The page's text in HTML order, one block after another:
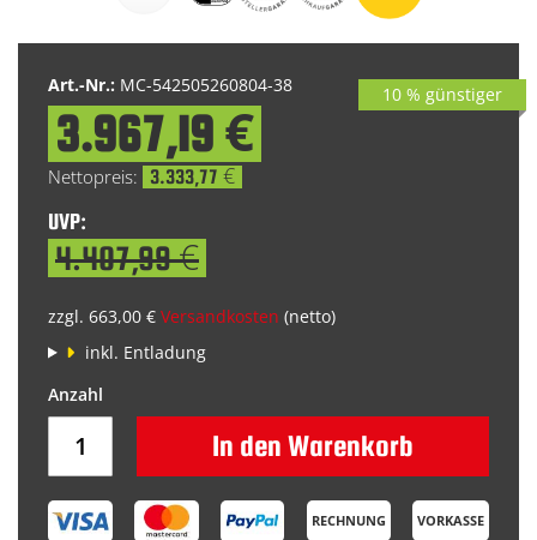
Art.-Nr.: MC-542505260804-38
Special
Price
3.967,19 €
3.333,77 €
UVP:
4.407,99 €
zzgl. 663,00 € Versandkosten (netto)
inkl. Entladung
In den Warenkorb
RECHNUNG VORKASSE
10 % günstiger